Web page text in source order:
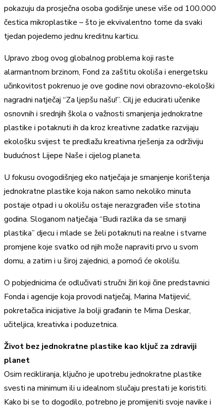
pokazuju da prosječna osoba godišnje unese više od 100.000
čestica mikroplastike – što je ekvivalentno tome da svaki
tjedan pojedemo jednu kreditnu karticu.
Upravo zbog ovog globalnog problema koji raste
alarmantnom brzinom, Fond za zaštitu okoliša i energetsku
učinkovitost pokrenuo je ove godine novi obrazovno-ekološki
nagradni natječaj “Za ljepšu našu!”. Cilj je educirati učenike
osnovnih i srednjih škola o važnosti smanjenja jednokratne
plastike i potaknuti ih da kroz kreativne zadatke razvijaju
ekološku svijest te predlažu kreativna rješenja za održiviju
budućnost Lijepe Naše i cijelog planeta.
U fokusu ovogodišnjeg eko natječaja je smanjenje korištenja
jednokratne plastike koja nakon samo nekoliko minuta
postaje otpad i u okolišu ostaje nerazgrađen više stotina
godina. Sloganom natječaja “Budi razlika da se smanji
plastika” djecu i mlade se želi potaknuti na realne i stvarne
promjene koje svatko od njih može napraviti prvo u svom
domu, a zatim i u široj zajednici, a pomoći će okolišu.
O pobjednicima će odlučivati stručni žiri koji čine predstavnici
Fonda i agencije koja provodi natječaj, Marina Matijević,
pokretačica inicijative Ja bolji građanin te Mirna Deskar,
učiteljica, kreativka i poduzetnica.
Život bez jednokratne plastike kao ključ za zdraviji
planet
Osim recikliranja, ključno je upotrebu jednokratne plastike
svesti na minimum ili u idealnom slučaju prestati je koristiti.
Kako bi se to dogodilo, potrebno je promijeniti svoje navike i